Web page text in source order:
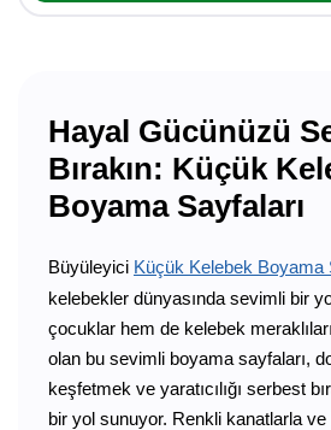
Hayal Gücünüzü
Bırakın: Küçük
Boyama Sayfaları
Büyüleyici Küçük Kelebek Boyama
kelebekler dünyasında sevimli bir
çocuklar hem de kelebek
olan bu sevimli boyama sayfaları,
keşfetmek ve yaratıcılığı serbest
bir yol sunuyor. Renkli kanatlarla